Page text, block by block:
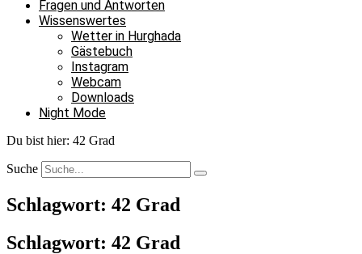
Fragen und Antworten
Wissenswertes
Wetter in Hurghada
Gästebuch
Instagram
Webcam
Downloads
Night Mode
Du bist hier: 42 Grad
Suche
Schlagwort: 42 Grad
Schlagwort: 42 Grad